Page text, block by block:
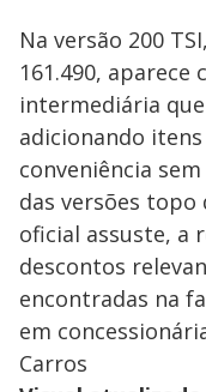
Na versão 200
161.490, aparece
intermediária
adicionando
conveniência
das versões topo
oficial assuste, a
descontos
encontradas na
em
Carros